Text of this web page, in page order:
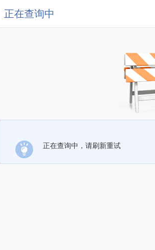
正在查询中
正在查询中，请刷新重试